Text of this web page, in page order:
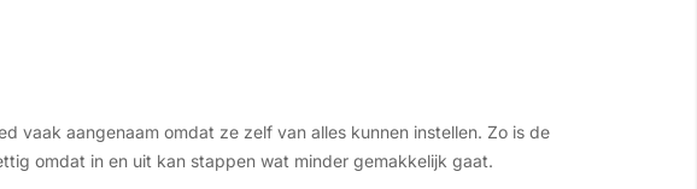
vaak aangenaam omdat ze zelf van alles kunnen instellen. Zo is de
omdat in en uit kan stappen wat minder gemakkelijk gaat.